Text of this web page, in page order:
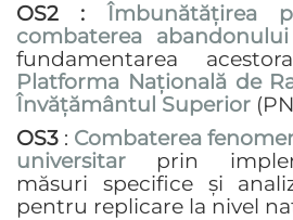
OS2 :Îmbunătățirea
combaterea
fundamentarea
Platforma Națională de
Învățământul Superior
OS3 : Combaterea
universitar prin
măsuri specifice și
pentru replicare la nivel